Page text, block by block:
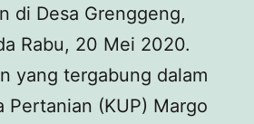
di Desa Grenggeng,
Rabu, 20 Mei 2020.
yang tergabung dalam
Pertanian (KUP) Margo